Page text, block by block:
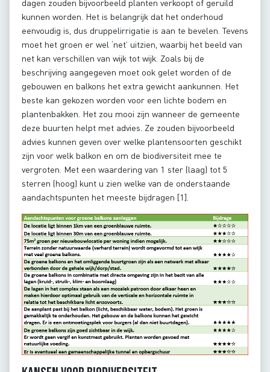
dagen zouden bijvoorbeeld planten verkoopt of geruild
kunnen worden. Het is belangrijk dat het onderhoud
eenvoudig is, dus druppelirrigatie is aan te bevelen. Tevens
moet het groen er wel ‘net’ uitzien, waarbij het beeld van
net kan verschillen van wijk tot wijk. Zoals bij de
beschrijving aangegeven moet ook gelet worden of de
gebouwen en balkons het extra gewicht aankunnen. Het
beste kan gekozen worden voor een lichte bodem en
plantenbakken. Het zou mooi zijn wanneer de gemeente
deze buurten helpt met advies. Ze zouden bijvoorbeeld
advies kunnen geven over welke plantensoorten geschikt
zijn voor welk balkon en om de biodiversiteit mee te
vergroten. Met een waardering van 1 ster (laag) tot 5
sterren (hoog) kunt u zien welke van de onderstaande
aandachtspunten het meeste bijdragen [1].